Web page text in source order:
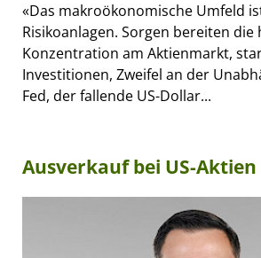
«Das makroökonomische Umfeld
Risikoanlagen. Sorgen bereiten die
Konzentration am Aktienmarkt,
Investitionen, Zweifel an der
Fed, der fallende US-Dollar...
Ausverkauf bei US-Aktien